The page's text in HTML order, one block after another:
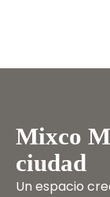
Mixco
ciudad
Un espacio